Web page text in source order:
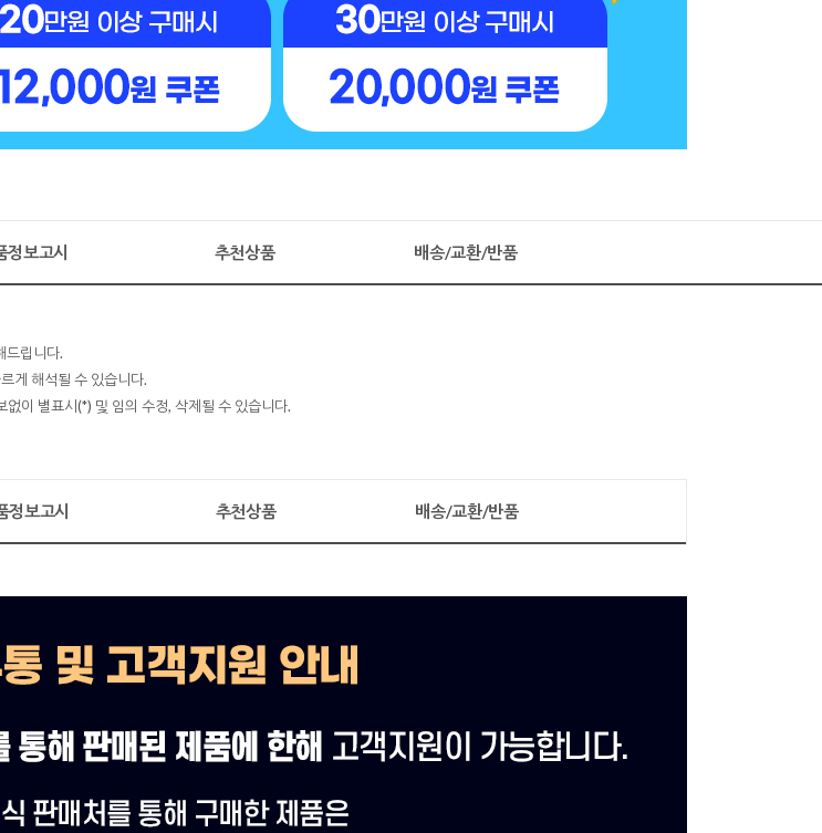
정보고시 추천상품 배송/교환/반품
드립니다.
게 해석될 수 있습니다.
이 별표시(*) 및 임의 수정, 삭제될 수 있습니다.
정보고시 추천상품 배송/교환/반품